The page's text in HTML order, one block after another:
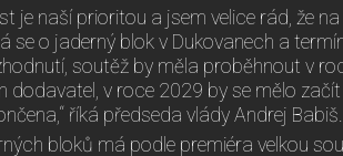
je naší prioritou a jsem velice rád, že
se o jaderný blok v Dukovanech a
soutěž by měla proběhnout v
dodavatel, v roce 2029 by se mělo
říká předseda vlády Andrej Babiš.
bloků má podle premiéra velkou